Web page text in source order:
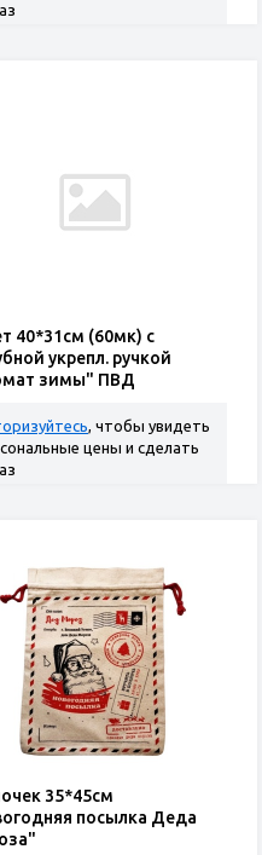
40*31см (60мк) с
укрепл. ручкой
зимы" ПВД
, чтобы увидеть
цены и сделать
35*45см
посылка Деда